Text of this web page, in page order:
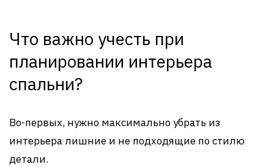
Что важно учесть при
планировании интерьера
спальни?
Во-первых, нужно максимально убрать из
интерьера лишние и не подходящие по стилю
детали.